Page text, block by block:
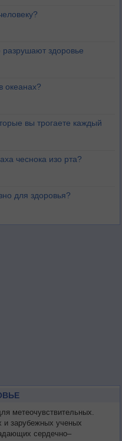
здоровье
океанах?
вы трогаете каждый
чеснока изо рта?
для здоровья?
метеочувствительных.
и зарубежных ученых
сердечно–